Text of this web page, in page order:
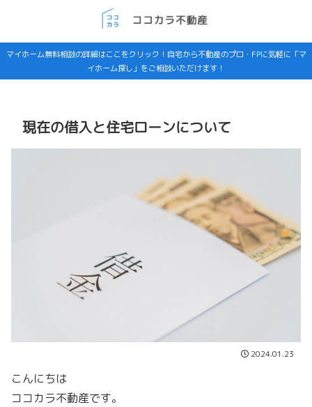
マイホーム無料相談の詳細はここをクリック！自宅から不動産のプロ・FPに気軽に「マ
イホーム探し」をご相談いただけます！
現在の借入と住宅ローンについて
2024.01.23
こんにちは
ココカラ不動産です。